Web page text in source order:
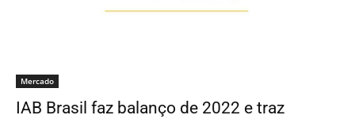
Mercado
IAB Brasil faz balanço de 2022 e traz